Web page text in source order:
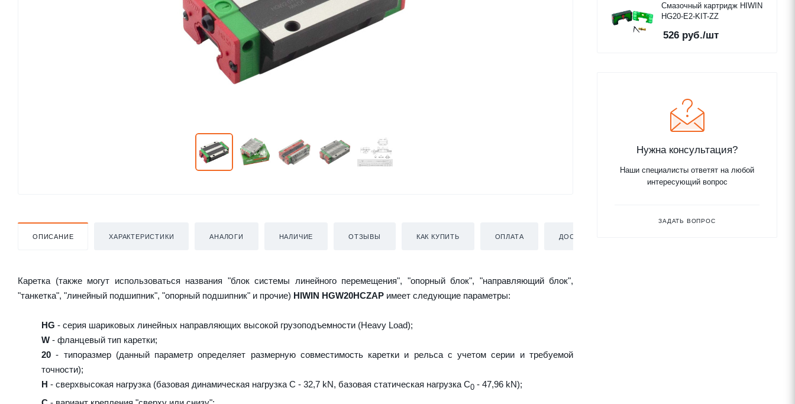
ОПИСАНИЕ ХАРАКТЕРИСТИКИ АНАЛОГИ НАЛИЧИЕ ОТЗЫВЫ КАК КУПИТЬ ОПЛАТА ДОСТАВКА
Каретка (также могут использоваться названия "блок системы линейного перемещения", "опорный блок", "направляющий блок",
"танкетка", "линейный подшипник", "опорный подшипник" и прочие) HIWIN HGW20HCZAP имеет следующие параметры:
HG - серия шариковых линейных направляющих высокой грузоподъемности (Heavy Load);
W - фланцевый тип каретки;
20 - типоразмер (данный параметр определяет размерную совместимость каретки и рельса с учетом серии и требуемой
точности);
H - сверхвысокая нагрузка (базовая динамическая нагрузка C - 32,7 kN, базовая статическая нагрузка С0 - 47,96 kN);
Смазочный картридж HIWIN
HG20-E2-KIT-ZZ
526 руб./шт
Нужна консультация?
Наши специалисты ответят на любой
интересующий вопрос
ЗАДАТЬ ВОПРОС